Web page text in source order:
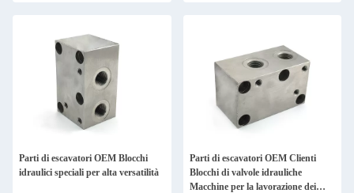
Parti di escavatori OEM Blocchi
idraulici speciali per alta versatilità
Parti di escavatori OEM Clienti
Blocchi di valvole idrauliche
Macchine per la lavorazione dei